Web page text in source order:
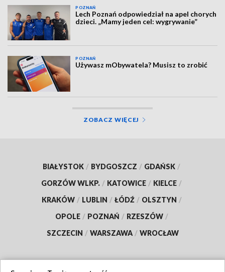
POZNAŃ
Lech Poznań odpowiedział na apel chorych
dzieci. „Mamy jeden cel: wygrywanie”
POZNAŃ
Używasz mObywatela? Musisz to zrobić
ZOBACZ WIĘCEJ
BIAŁYSTOK / BYDGOSZCZ / GDAŃSK /
GORZÓW WLKP. / KATOWICE / KIELCE /
KRAKÓW / LUBLIN / ŁÓDŹ / OLSZTYN /
OPOLE / POZNAŃ / RZESZÓW /
SZCZECIN / WARSZAWA / WROCŁAW